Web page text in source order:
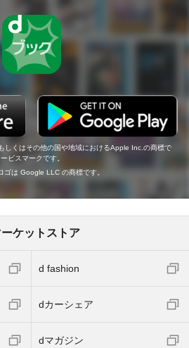
しくはその他の国や地域におけるApple Inc.の商標で
ビスマークです。
は Google LLC の商標です。
ケットストア
d fashion
dカーシェア
dマガジン